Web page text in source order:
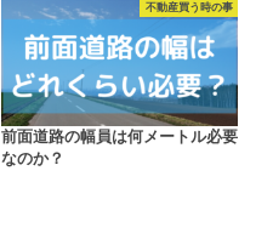
不動産買う時の事
前面道路の幅員は何メートル必要
なのか？